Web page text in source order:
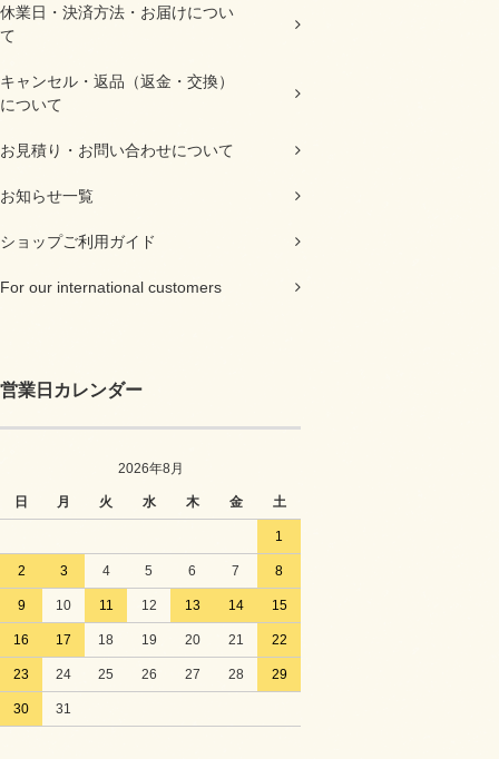
休業日・決済方法・お届けについ
て
キャンセル・返品（返金・交換）
について
お見積り・お問い合わせについて
お知らせ一覧
ショップご利用ガイド
For our international customers
営業日カレンダー
2026年8月
日 月 火 水 木 金 土
1
2 3 4 5 6 7 8
9 10 11 12 13 14 15
16 17 18 19 20 21 22
23 24 25 26 27 28 29
30 31